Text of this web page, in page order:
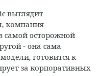
выглядит
компания
самой осторожной
- она сама
готовится к
за корпоративных